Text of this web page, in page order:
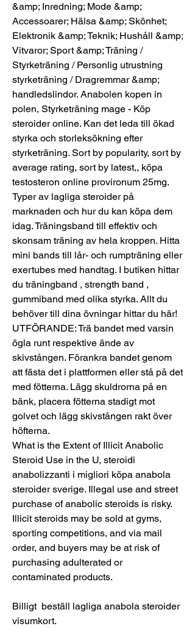
&amp; Inredning; Mode &amp;
Accessoarer; Hälsa &amp; Skönhet;
Elektronik &amp; Teknik; Hushåll &amp;
Vitvaror; Sport &amp; Träning /
Styrketräning / Personlig utrustning
styrketräning / Dragremmar &amp;
handledslindor. Anabolen kopen in
polen, Styrketräning mage - Köp
steroider online. Kan det leda till ökad
styrka och storleksökning efter
styrketräning. Sort by popularity, sort by
average rating, sort by latest,, köpa
testosteron online provironum 25mg.
Typer av lagliga steroider på
marknaden och hur du kan köpa dem
idag. Träningsband till effektiv och
skonsam träning av hela kroppen. Hitta
mini bands till lår- och rumpträning eller
exertubes med handtag. I butiken hittar
du träningband , strength band ,
gummiband med olika styrka. Allt du
behöver till dina övningar hittar du här!
UTFÖRANDE: Trä bandet med varsin
ögla runt respektive ände av
skivstången. Förankra bandet genom
att fästa det i plattformen eller stå på det
med fötterna. Lägg skuldrorna på en
bänk, placera fötterna stadigt mot
golvet och lägg skivstången rakt över
höfterna.
What is the Extent of Illicit Anabolic
Steroid Use in the U, steroidi
anabolizzanti i migliori köpa anabola
steroider sverige. Illegal use and street
purchase of anabolic steroids is risky.
Illicit steroids may be sold at gyms,
sporting competitions, and via mail
order, and buyers may be at risk of
purchasing adulterated or
contaminated products.
Billigt  beställ lagliga anabola steroider
visumkort.